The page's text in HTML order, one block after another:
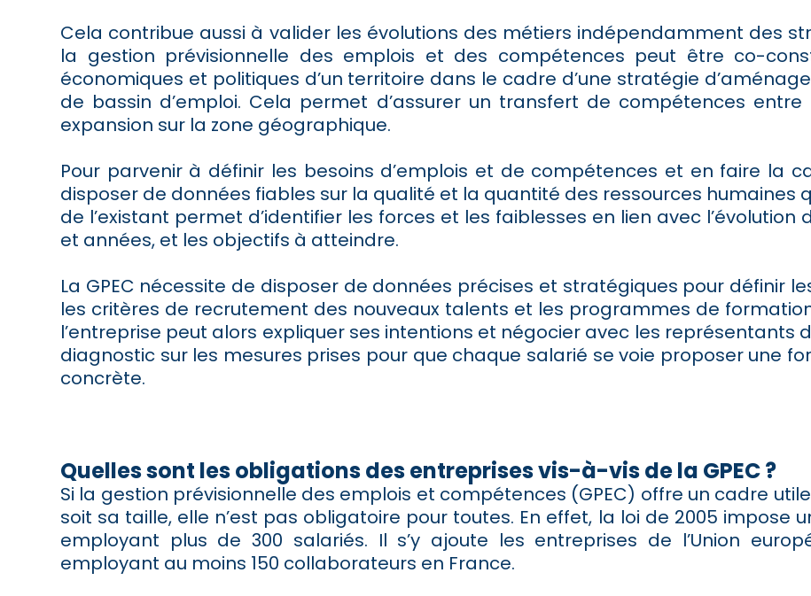
Cela contribue aussi à valider les évolutions des métiers indépendamment des
la gestion prévisionnelle des emplois et des compétences peut être co-
économiques et politiques d’un territoire dans le cadre d’une stratégie
de bassin d’emploi. Cela permet d’assurer un transfert de compétences
expansion sur la zone géographique.
Pour parvenir à définir les besoins d’emplois et de compétences et en faire la
disposer de données fiables sur la qualité et la quantité des ressources humaines
de l’existant permet d’identifier les forces et les faiblesses en lien avec l’évolution
et années, et les objectifs à atteindre.
La GPEC nécessite de disposer de données précises et stratégiques pour définir
les critères de recrutement des nouveaux talents et les programmes de
l’entreprise peut alors expliquer ses intentions et négocier avec les représentants
diagnostic sur les mesures prises pour que chaque salarié se voie proposer une
concrète.
Quelles sont les obligations des entreprises vis-à-vis de la GPEC ?
Si la gestion prévisionnelle des emplois et compétences (GPEC) offre un cadre
soit sa taille, elle n’est pas obligatoire pour toutes. En effet, la loi de 2005 impose
employant plus de 300 salariés. Il s’y ajoute les entreprises de l’Union
employant au moins 150 collaborateurs en France.